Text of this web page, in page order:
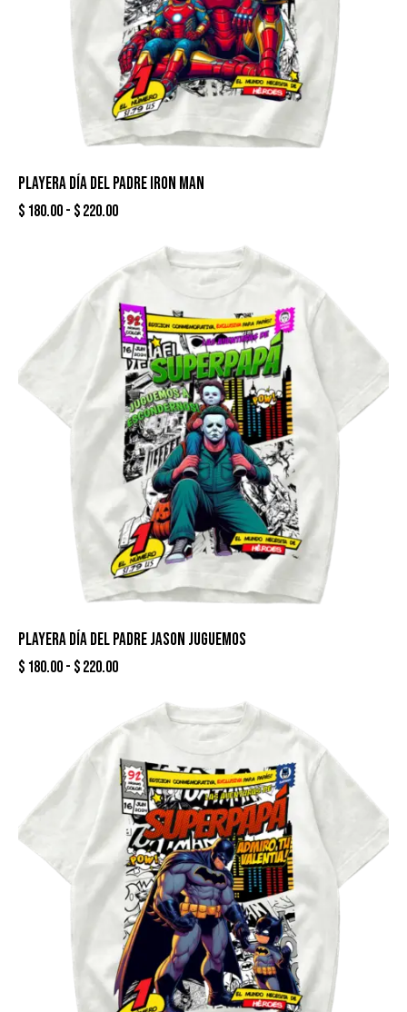
PLAYERA DÍA DEL PADRE IRON MAN
$ 180.00- $220.00
PLAYERA DÍA DEL PADRE JASON JUGUEMOS
$ 180.00- $220.00